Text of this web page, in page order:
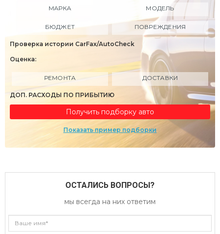
МАРКА МОДЕЛЬ
БЮДЖЕТ ПОВРЕЖДЕНИЯ
Проверка истории CarFax/AutoCheck
Оценка:
РЕМОНТА ДОСТАВКИ
ДОП. РАСХОДЫ ПО ПРИБЫТИЮ
Получить подборку авто
Показать пример подборки
ОСТАЛИСЬ ВОПРОСЫ?
мы всегда на них ответим